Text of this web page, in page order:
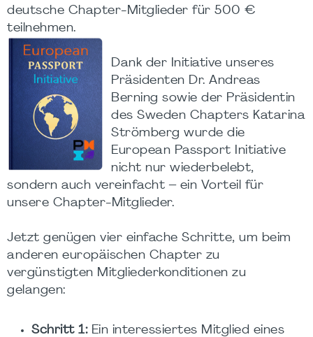
deutsche Chapter-Mitglieder für 500 €
teilnehmen.
Dank der Initiative unseres
Präsidenten Dr. Andreas
Berning sowie der Präsidentin
des Sweden Chapters Katarina
Strömberg wurde die
European Passport Initiative
nicht nur wiederbelebt,
sondern auch vereinfacht – ein Vorteil für
unsere Chapter-Mitglieder.
Jetzt genügen vier einfache Schritte, um beim
anderen europäischen Chapter zu
vergünstigten Mitgliederkonditionen zu
gelangen:
Schritt 1:Ein interessiertes Mitglied eines